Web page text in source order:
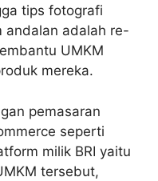
tips fotografi
andalan adalah re-
UMKM
mereka.
pemasaran
seperti
milik BRI yaitu
tersebut,